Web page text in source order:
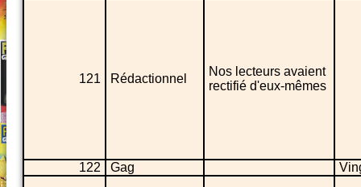
121 Rédactionnel
Nos lecteurs avaient
rectifié d'eux-mêmes
122 Gag